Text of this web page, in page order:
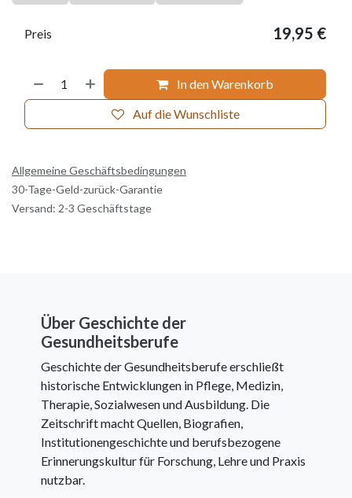
In den Warenkorb
Auf die Wunschliste
Preis 19,95 €
Allgemeine Geschäftsbedingungen
30-Tage-Geld-zurück-Garantie
Versand: 2-3 Geschäftstage
Über Geschichte der
Gesundheitsberufe
Geschichte der Gesundheitsberufe erschließt
historische Entwicklungen in Pflege, Medizin,
Therapie, Sozialwesen und Ausbildung. Die
Zeitschrift macht Quellen, Biografien,
Institutionengeschichte und berufsbezogene
Erinnerungskultur für Forschung, Lehre und Praxis
nutzbar.